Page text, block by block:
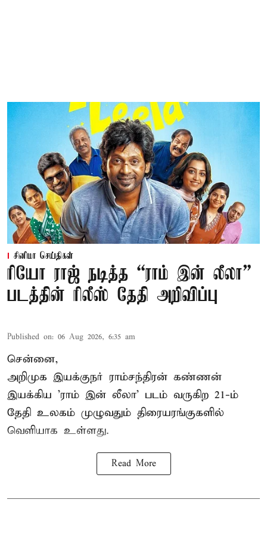
சினிமா செய்திகள்
ரியோ ராஜ் நடித்த “ராம் இன் லீலா”
படத்தின் ரிலீஸ் தேதி அறிவிப்பு
Published on: 06 Aug 2026, 6:35 am
சென்னை,
அறிமுக இயக்குநர் ராம்சந்திரன் கண்ணன்
இயக்கிய 'ராம் இன் லீலா' படம் வருகிற 21-ம்
தேதி உலகம் முழுவதும் திரையரங்குகளில்
வெளியாக உள்ளது.
Read More